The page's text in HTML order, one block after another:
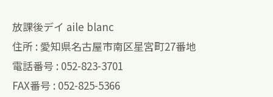
放課後デイ aile blanc
住所 : 愛知県名古屋市南区星宮町27番地
電話番号 : 052-823-3701
FAX番号 : 052-825-5366